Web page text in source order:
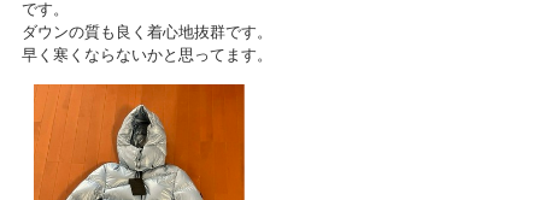
です。
ダウンの質も良く着心地抜群です。
早く寒くならないかと思ってます。